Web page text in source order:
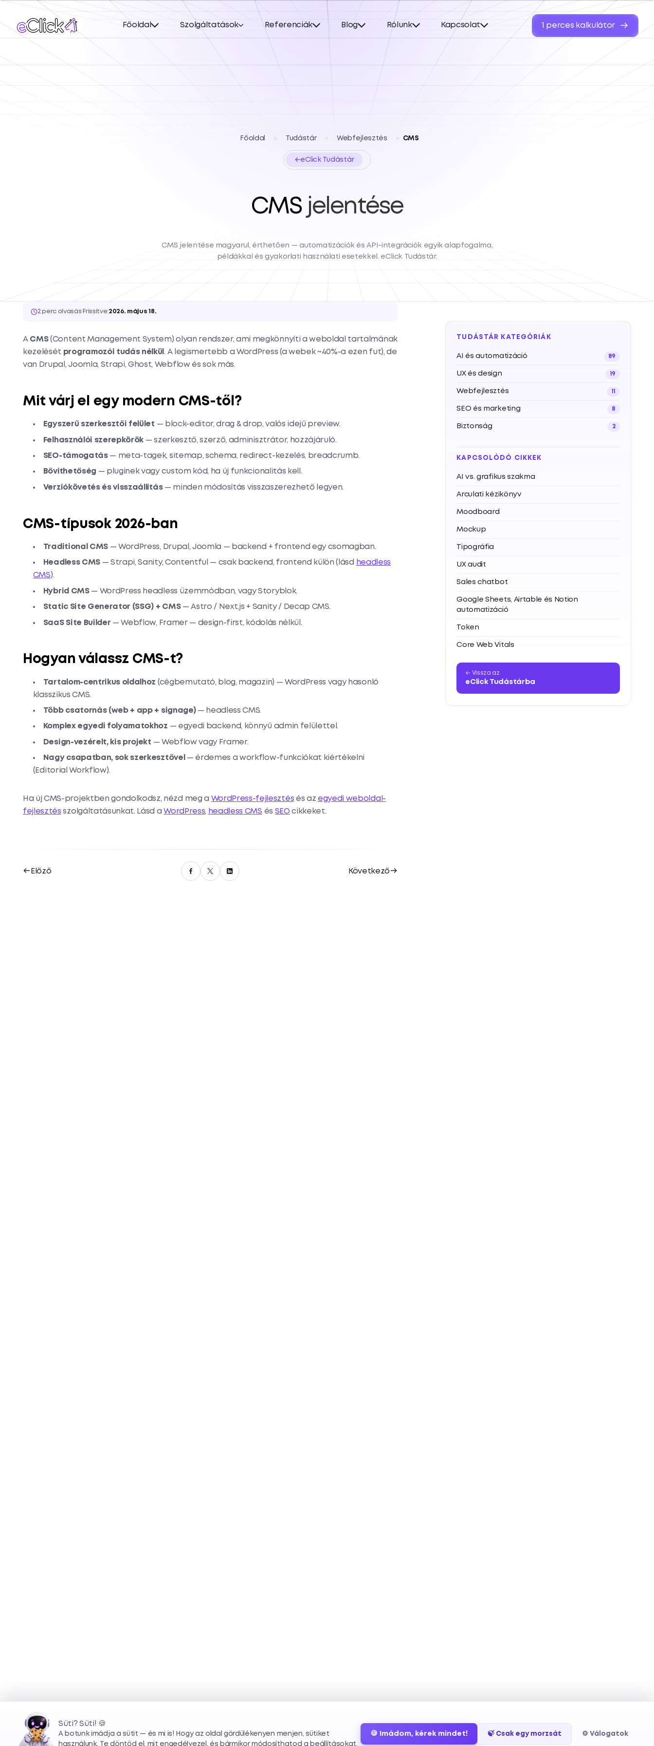
Főoldal Szolgáltatások Referenciák Blog Rólunk Kapcsolat 1 perces kalkulátor
Főoldal » Tudástár » Webfejlesztés » CMS
←eClick Tudástár
CMS jelentése
CMS jelentése magyarul, érthetően — automatizációk és API-integrációk egyik alapfogalma,
példákkal és gyakorlati használati esetekkel. eClick Tudástár.
2 perc olvasás·Frissítve:2026. május 18.
A CMS(Content Management System) olyan rendszer, ami megkönnyíti a weboldal tartalmának
kezelését programozói tudás nélkül. A legismertebb a WordPress (a webek ~40%-a ezen fut), de
van Drupal, Joomla, Strapi, Ghost, Webflow és sok más.
Mit várj el egy modern CMS-től?
Egyszerű szerkesztői felület — block-editor, drag & drop, valós idejű preview.
Felhasználói szerepkörök — szerkesztő, szerző, adminisztrátor, hozzájáruló.
SEO-támogatás— meta-tagek, sitemap, schema, redirect-kezelés, breadcrumb.
Bővíthetőség — pluginek vagy custom kód, ha új funkcionalitás kell.
Verziókövetés és visszaállítás— minden módosítás visszaszerezhető legyen.
CMS-típusok 2026-ban
Traditional CMS — WordPress, Drupal, Joomla — backend + frontend egy csomagban.
Headless CMS— Strapi, Sanity, Contentful — csak backend, frontend külön (lásd headless
CMS).
Hybrid CMS— WordPress headless üzemmódban, vagy Storyblok.
Static Site Generator (SSG) + CMS— Astro / Next.js + Sanity / Decap CMS.
SaaS Site Builder — Webflow, Framer — design-first, kódolás nélkül.
Hogyan válassz CMS-t?
Tartalom-centrikus oldalhoz (cégbemutató, blog, magazin) — WordPress vagy hasonló
klasszikus CMS.
Több csatornás (web + app + signage)— headless CMS.
Komplex egyedi folyamatokhoz — egyedi backend, könnyű admin felülettel.
Design-vezérelt, kis projekt — Webflow vagy Framer.
Nagy csapatban, sok szerkesztővel — érdemes a workflow-funkciókat kiértékelni
(Editorial Workflow).
Ha új CMS-projektben gondolkodsz, nézd meg a WordPress-fejlesztés és az egyedi weboldal-
fejlesztés szolgáltatásunkat. Lásd aWordPress, headless CMS és SEO cikkeket.
Előző Következő
TUDÁSTÁR KATEGÓRIÁK
AI és automatizáció 89
UX és design 19
Webfejlesztés 11
SEO és marketing 8
Biztonság 2
KAPCSOLÓDÓ CIKKEK
AI vs. grafikus szakma
Arculati kézikönyv
Moodboard
Mockup
Tipográfia
UX audit
Sales chatbot
Google Sheets, Airtable és Notion
automatizáció
Token
Core Web Vitals
← Vissza az
eClick Tudástárba
Süti? Süti! 🍪
A botunk imádja a sütit — és mi is! Hogy az oldal gördülékenyen menjen, sütiket
használunk. Te döntöd el, mit engedélyezel, és bármikor módosíthatod a beállításokat.
🍪 Imádom, kérek mindet! 🍃 Csak egy morzsát ⚙️ Válogatok
🍪